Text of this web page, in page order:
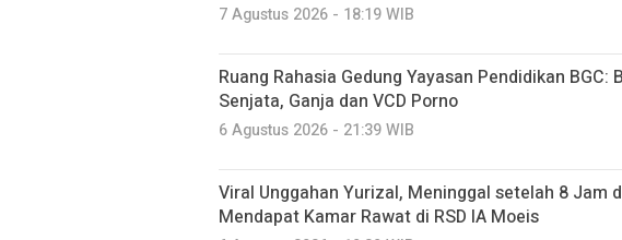
7 Agustus 2026 - 18:19 WIB
Ruang Rahasia Gedung Yayasan Pendidikan BGC:
Senjata, Ganja dan VCD Porno
6 Agustus 2026 - 21:39 WIB
Viral Unggahan Yurizal, Meninggal setelah 8 Jam
Mendapat Kamar Rawat di RSD IA Moeis